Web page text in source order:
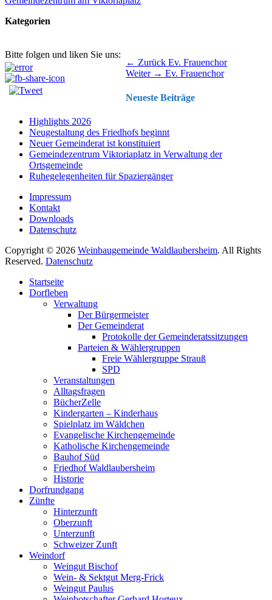
Kategorien
Bitte folgen und liken Sie uns:
Beitragsnavigation ← Zurück Vorhergehender
Beitrag:
Ev. Frauenchor
Weiter → Nächster
Ev. Frauenchor
Neueste Beiträge
Highlights 2026
Neugestaltung des Friedhofs beginnt
Neuer Gemeinderat ist konstituiert
Gemeindezentrum Viktoriaplatz in Verwaltung der
Ortsgemeinde
Ruhegelegenheiten für Spaziergänger
Impressum
Kontakt
Downloads
Datenschutz
Copyright © 2026 Weinbaugemeinde Waldlaubersheim. All Rights
Reserved. Datenschutz
oben
scrollen
Startseite
Dorfleben
Verwaltung
Der Bürgermeister
Der Gemeinderat
Protokolle der Gemeinderatssitzungen
Parteien & Wählergruppen
Freie Wählergruppe Strauß
SPD
Veranstaltungen
Alltagsfragen
BücherZelle
Kindergarten – Kinderhaus
Spielplatz im Wäldchen
Evangelische Kirchengemeinde
Katholische Kirchengemeinde
Bauhof Süd
Friedhof Waldlaubersheim
Historie
Dorfrundgang
Zünfte
Hinterzunft
Oberzunft
Unterzunft
Schweizer Zunft
Weindorf
Weingut Bischof
Wein- & Sektgut Merg-Frick
Weingut Paulus